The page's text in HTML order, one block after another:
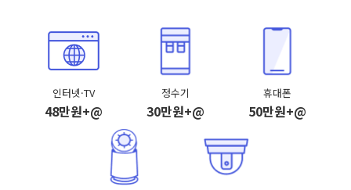
인터넷·TV
48만원+@
정수기
30만원+@
휴대폰
50만원+@